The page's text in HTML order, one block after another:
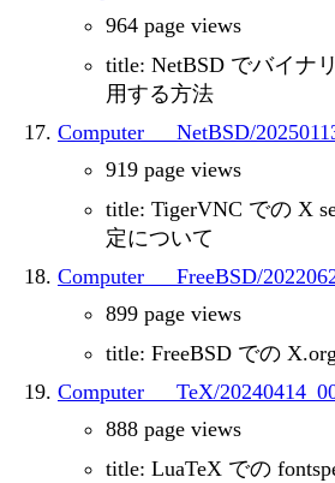
964 page views
title: NetBSD でバイナ
用する方法
Computer___NetBSD/
919 page views
title: TigerVNC での X
定について
Computer___FreeBSD/
899 page views
title: FreeBSD での
Computer___TeX/
888 page views
title: LuaTeX での